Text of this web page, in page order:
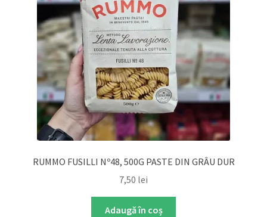
RUMMO FUSILLI Nº48, 500G PASTE DIN GRÂU DUR
7,50 lei
Adaugă în coș